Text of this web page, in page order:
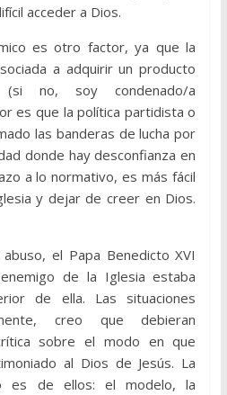
acceder a Dios.
es otro factor, ya que la
a adquirir un producto
no, soy condenado/a
es que la política partidista o
las banderas de lucha por
donde hay desconfianza en
a lo normativo, es más fácil
y dejar de creer en Dios.
el Papa Benedicto XVI
de la Iglesia estaba
de ella. Las situaciones
creo que debieran
sobre el modo en que
al Dios de Jesús. La
es de ellos: el modelo, la